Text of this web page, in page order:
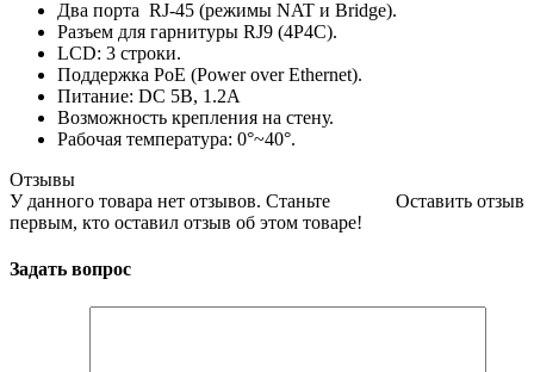
Два порта RJ-45 (режимы NAT и Bridge).
Разъем для гарнитуры RJ9 (4P4C).
LCD: 3 строки.
Поддержка РоЕ (Power over Ethernet).
Питание: DC 5В, 1.2A
Возможность крепления на стену.
Рабочая температура: 0°~40°.
Отзывы
Оставить отзыв
У данного товара нет отзывов. Станьте
первым, кто оставил отзыв об этом товаре!
Задать вопрос